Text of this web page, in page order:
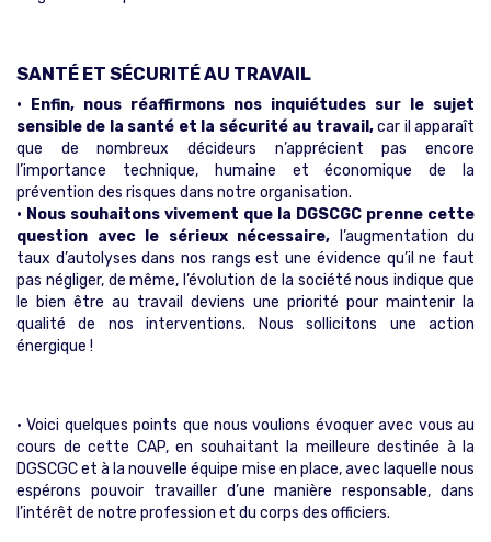
SANTÉ ET SÉCURITÉ AU TRAVAIL
• Enfin, nous réaffirmons nos inquiétudes sur le sujet
sensible de la santé et la sécurité au travail,car il apparaît
que de nombreux décideurs n’apprécient pas encore
l’importance technique, humaine et économique de la
prévention des risques dans notre organisation.
• Nous souhaitons vivement que la DGSCGC prenne cette
question avec le sérieux nécessaire, l’augmentation du
taux d’autolyses dans nos rangs est une évidence qu’il ne faut
pas négliger, de même, l’évolution de la société nous indique que
le bien être au travail deviens une priorité pour maintenir la
qualité de nos interventions. Nous sollicitons une action
énergique !
•Voici quelques points que nous voulions évoquer avec vous au
cours de cette CAP, en souhaitant la meilleure destinée à la
DGSCGC et à la nouvelle équipe mise en place, avec laquelle nous
espérons pouvoir travailler d’une manière responsable, dans
l’intérêt de notre profession et du corps des officiers.